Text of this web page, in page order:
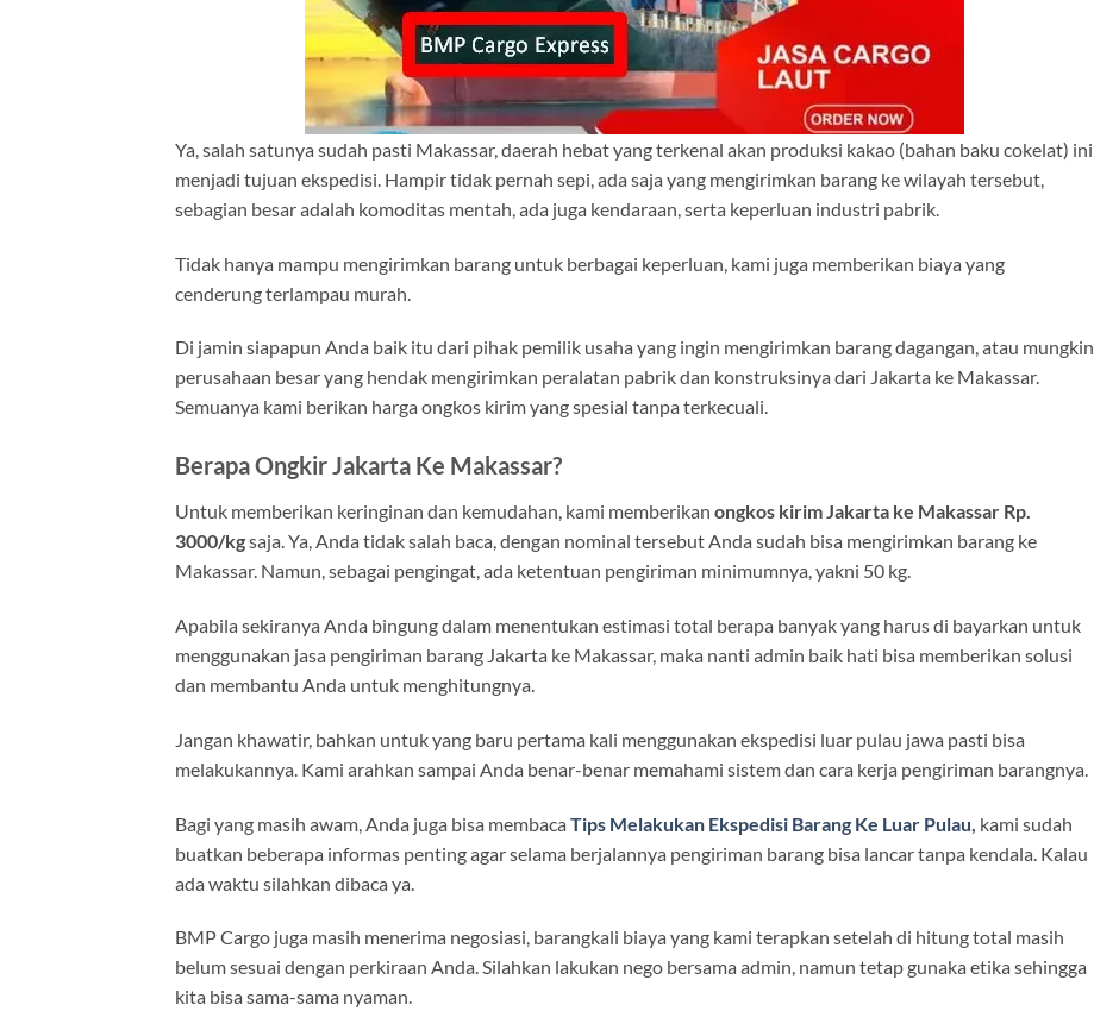
Ya, salah satunya sudah pasti Makassar, daerah hebat yang terkenal akan produksi kakao (bahan baku cokelat) ini
menjadi tujuan ekspedisi. Hampir tidak pernah sepi, ada saja yang mengirimkan barang ke wilayah tersebut,
sebagian besar adalah komoditas mentah, ada juga kendaraan, serta keperluan industri pabrik.
Tidak hanya mampu mengirimkan barang untuk berbagai keperluan, kami juga memberikan biaya yang
cenderung terlampau murah.
Di jamin siapapun Anda baik itu dari pihak pemilik usaha yang ingin mengirimkan barang dagangan, atau mungkin
perusahaan besar yang hendak mengirimkan peralatan pabrik dan konstruksinya dari Jakarta ke Makassar.
Semuanya kami berikan harga ongkos kirim yang spesial tanpa terkecuali.
Berapa Ongkir Jakarta Ke Makassar?
Untuk memberikan keringinan dan kemudahan, kami memberikan ongkos kirim Jakarta ke Makassar Rp.
3000/kgsaja. Ya, Anda tidak salah baca, dengan nominal tersebut Anda sudah bisa mengirimkan barang ke
Makassar. Namun, sebagai pengingat, ada ketentuan pengiriman minimumnya, yakni 50 kg.
Apabila sekiranya Anda bingung dalam menentukan estimasi total berapa banyak yang harus di bayarkan untuk
menggunakan jasa pengiriman barang Jakarta ke Makassar, maka nanti admin baik hati bisa memberikan solusi
dan membantu Anda untuk menghitungnya.
Jangan khawatir, bahkan untuk yang baru pertama kali menggunakan ekspedisi luar pulau jawa pasti bisa
melakukannya. Kami arahkan sampai Anda benar-benar memahami sistem dan cara kerja pengiriman barangnya.
Bagi yang masih awam, Anda juga bisa membaca Tips Melakukan Ekspedisi Barang Ke Luar Pulau kami sudah
buatkan beberapa informas penting agar selama berjalannya pengiriman barang bisa lancar tanpa kendala. Kalau
ada waktu silahkan dibaca ya.
BMP Cargo juga masih menerima negosiasi, barangkali biaya yang kami terapkan setelah di hitung total masih
belum sesuai dengan perkiraan Anda. Silahkan lakukan nego bersama admin, namun tetap gunaka etika sehingga
kita bisa sama-sama nyaman.